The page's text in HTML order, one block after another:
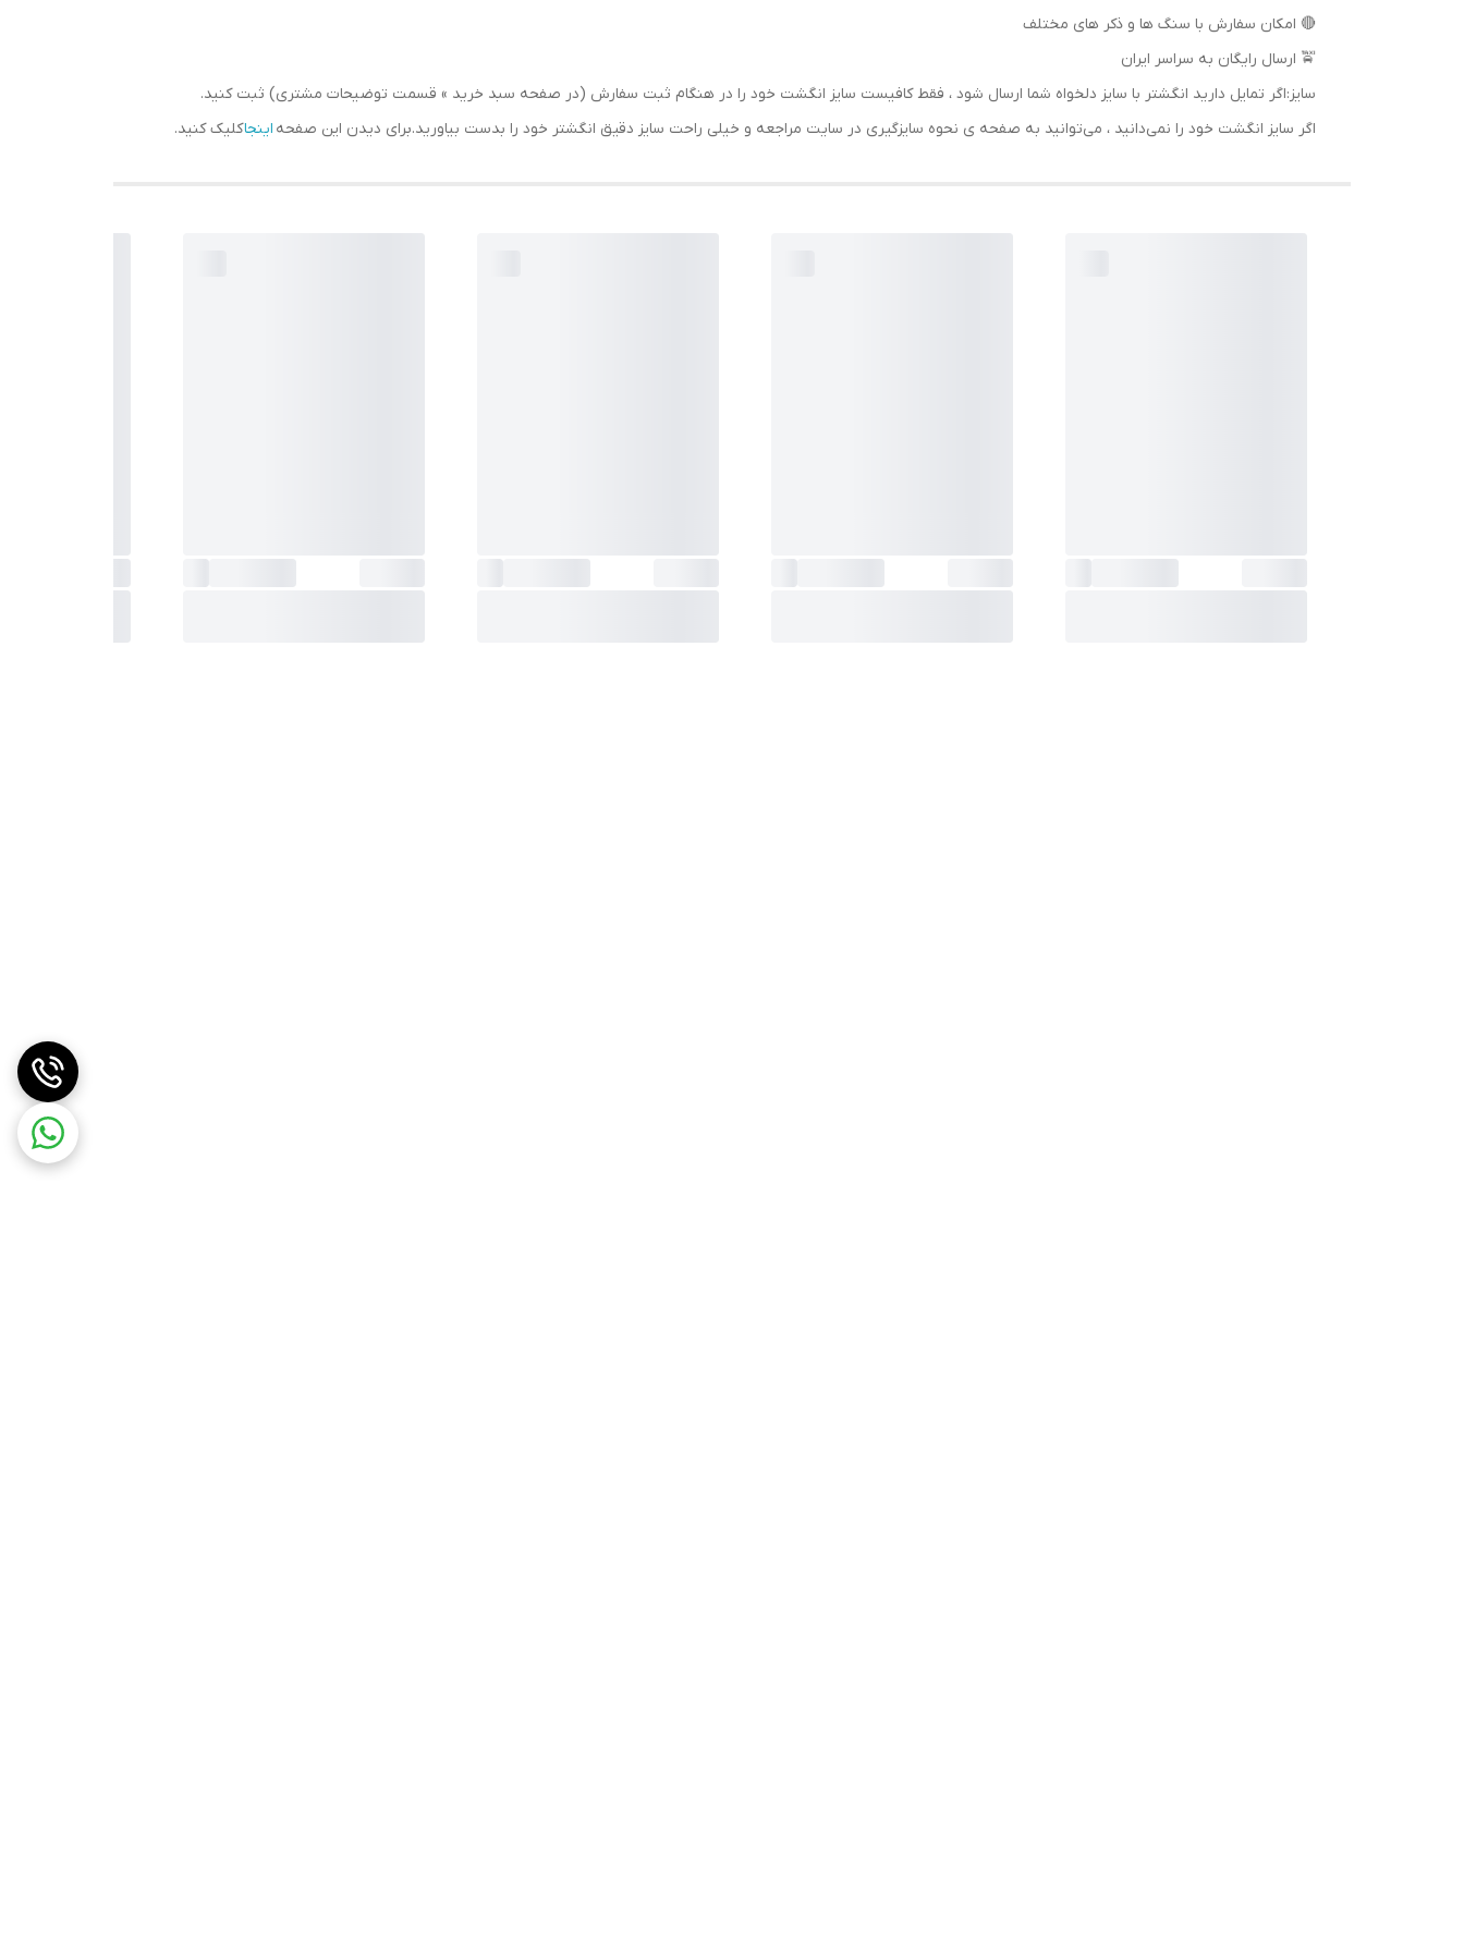
🔴 امکان سفارش با سنگ ها و ذکر های مختلف
🚖 ارسال رایگان به سراسر ایران
سایز:اگر تمایل دارید انگشتر با سایز دلخواه شما ارسال شود ، فقط کافیست سایز انگشت خود را در هنگام ثبت سفارش (در صفحه سبد خرید » قسمت توضیحات مشتری) ثبت کنید.
اگر سایز انگشت خود را نمی‌دانید ، می‌توانید به صفحه ی نحوه سایزگیری در سایت مراجعه و خیلی راحت سایز دقیق انگشتر خود را بدست بیاورید.برای دیدن این صفحه اینجاکلیک کنید.